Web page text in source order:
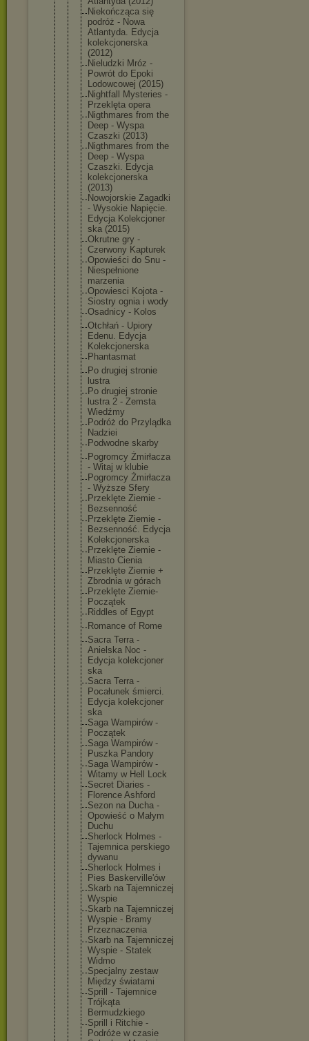
Niekończąca się
podróż - Nowa
Atlantyda. Edycja
kolekcjonerska
(2012)
Nieludzki Mróz -
Powrót do Epoki
Lodowcowej (2015)
Nightfall Mysteries -
Przeklęta opera
Nigthmares from the
Deep - Wyspa
Czaszki (2013)
Nigthmares from the
Deep - Wyspa
Czaszki. Edycja
kolekcjonerska
(2013)
Nowojorskie Zagadki
- Wysokie Napięcie.
Edycja Kolekcjoner
ska (2015)
Okrutne gry -
Czerwony Kapturek
Opowieści do Snu -
Niespełnione
marzenia
Opowiesci Kojota -
Siostry ognia i wody
Osadnicy - Kolos
Otchłań - Upiory
Edenu. Edycja
Kolekcjonerska
Phantasmat
Po drugiej stronie
lustra
Po drugiej stronie
lustra 2 - Zemsta
Wiedźmy
Podróż do Przylądka
Nadziei
Podwodne skarby
Pogromcy Żmirłacza
- Witaj w klubie
Pogromcy Żmirłacza
- Wyższe Sfery
Przeklęte Ziemie -
Bezsenność
Przeklęte Ziemie -
Bezsenność. Edycja
Kolekcjonerska
Przeklęte Ziemie -
Miasto Cienia
Przeklęte Ziemie +
Zbrodnia w górach
Przeklęte Ziemie-
Początek
Riddles of Egypt
Romance of Rome
Sacra Terra -
Anielska Noc -
Edycja kolekcjoner
ska
Sacra Terra -
Pocałunek śmierci.
Edycja kolekcjoner
ska
Saga Wampirów -
Początek
Saga Wampirów -
Puszka Pandory
Saga Wampirów -
Witamy w Hell Lock
Secret Diaries -
Florence Ashford
Sezon na Ducha -
Opowieść o Małym
Duchu
Sherlock Holmes -
Tajemnica perskiego
dywanu
Sherlock Holmes i
Pies Baskerville'ów
Skarb na Tajemniczej
Wyspie
Skarb na Tajemniczej
Wyspie - Bramy
Przeznaczenia
Skarb na Tajemniczej
Wyspie - Statek
Widmo
Specjalny zestaw
Między światami
Sprill - Tajemnice
Trójkąta
Bermudzkiego
Sprill i Ritchie -
Podróże w czasie